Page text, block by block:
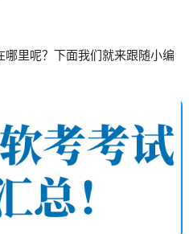
里呢？下面我们就来跟随小编